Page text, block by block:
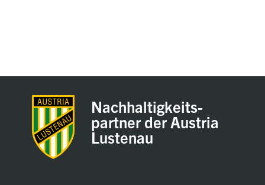
Nachhaltigkeits-
partner der Austria
Lustenau